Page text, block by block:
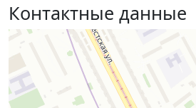
Контактные данные